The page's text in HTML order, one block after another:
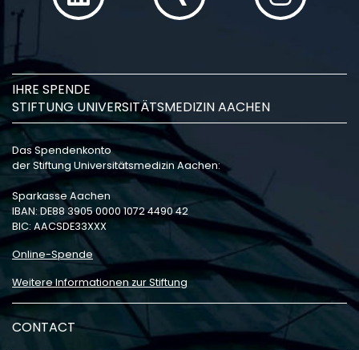
IHRE SPENDE
STIFTUNG UNIVERSITÄTSMEDIZIN AACHEN
Das Spendenkonto
der Stiftung Universitätsmedizin Aachen:
Sparkasse Aachen
IBAN: DE88 3905 0000 1072 4490 42
BIC: AACSDE33XXX
Online-Spende
Weitere Informationen zur Stiftung
CONTACT